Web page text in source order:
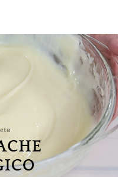
micro pulverizada o
para climas cálidos usar
ml de CMC o Tylose *2.5
*1 cucharada de 15 ml
tipo Crisco o 10 gramos *75
ml *Esencia de almendras
(opcional, funciona
de Glicerina ( usar solo si